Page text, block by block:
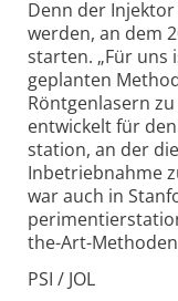
Denn der Injektor
werden, an dem
starten. „Für uns
geplanten
Röntgen­lasern
entwickelt für
station, an der
Inbe­triebnahme
war auch in
the-Art-
PSI / JOL